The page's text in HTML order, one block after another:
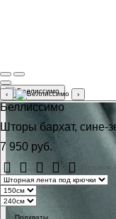
‹ ›
Беллиссимо
Шторы бархат, сине-
7 950 руб.
Отзывов:
Подхваты